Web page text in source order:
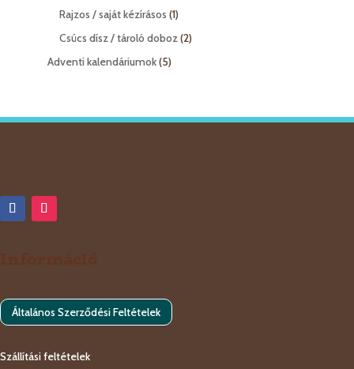
termék
Rajzos / saját kézírásos 11
termék
Csúcs dísz / tároló doboz 22
Adventi kalendáriumok 55
Információ
Általános Szerződési Feltételek
Szállítási feltételek